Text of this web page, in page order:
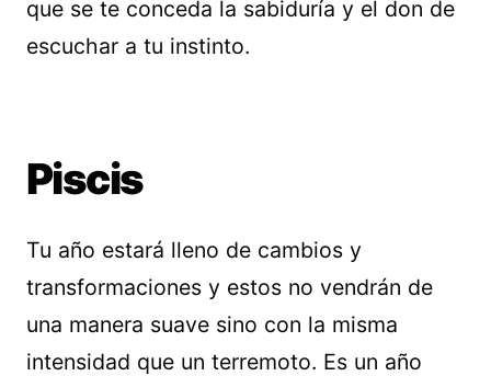
que se te conceda la sabiduría y el don de
escuchar a tu instinto.
Piscis
Tu año estará lleno de cambios y
transformaciones y estos no vendrán de
una manera suave sino con la misma
intensidad que un terremoto. Es un año